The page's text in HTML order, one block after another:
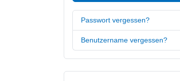
Passwort vergessen?
Benutzername vergessen?